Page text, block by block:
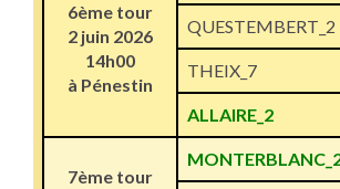
6ème tour
2 juin 2026
14h00
à Pénestin
QUESTEMBERT_2
THEIX_7
ALLAIRE_2
7ème tour